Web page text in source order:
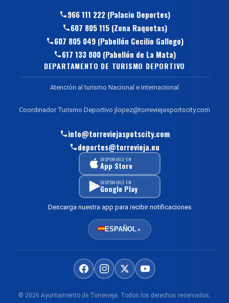
966 111 222 (Palacio Deportes)
607 805 115 (Zona Raquetas)
607 805 049 (Pabellón Cecilio Gallego)
617 133 800 (Pabellón de La Mata)
DEPARTAMENTO DE TURISMO DEPORTIVO
Atención al turismo Nacional e Internacional
Coordinador Turismo Deportivo jlopez@torreviejasportscity.com
info@torreviejaspotscity.com
deportes@torrevieja.eu
DISPONIBLE EN
App Store
DISPONIBLE EN
Google Play
Descarga nuestra app para recibir notificaciones
ESPAÑOL▲
© 2026 Ayuntamiento de Torrevieja. Todos los derechos reservados.